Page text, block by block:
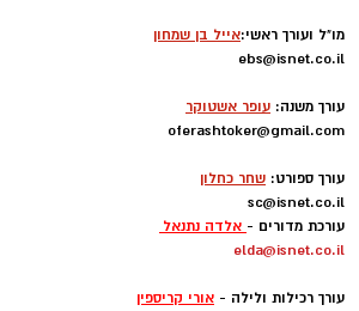
מו"ל ועורך ראשי:אייל בן שמחון
ebs@isnet.co.il
עורך משנה: עופר אשטוקר
oferashtoker@gmail.com
עורך ספורט: שחר כחלון
sc@isnet.co.il
עורכת מדורים - אלדה נתנאל
elda@isnet.co.il
עורך רכילות ולילה - אורי קריספין